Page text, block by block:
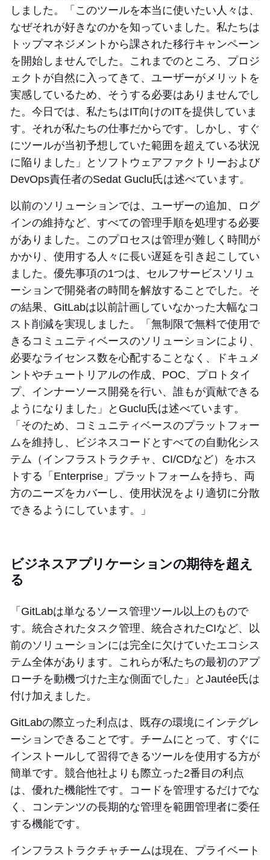
しました。「このツールを本当に使いたい人々は、
なぜそれが好きなのかを知っていました。私たちは
トップマネジメントから課された移行キャンペーン
を開始しませんでした。これまでのところ、プロジ
ェクトが自然に入ってきて、ユーザーがメリットを
実感しているため、そうする必要はありませんでし
た。今日では、私たちはIT向けのITを提供していま
す。それが私たちの仕事だからです。しかし、すぐ
にツールが当初予想していた範囲を超えている状況
に陥りました」とソフトウェアファクトリーおよび
DevOps責任者のSedat Guclu氏は述べています。
以前のソリューションでは、ユーザーの追加、ログ
インの維持など、すべての管理手順を処理する必要
がありました。このプロセスは管理が難しく時間が
かかり、使用する人々に長い遅延を引き起こしてい
ました。優先事項の1つは、セルフサービスソリュ
ーションで開発者の時間を解放することでした。そ
の結果、GitLabは以前計画していなかった大幅なコ
スト削減を実現しました。「無制限で無料で使用で
きるコミュニティベースのソリューションにより、
必要なライセンス数を心配することなく、ドキュメ
ントやチュートリアルの作成、POC、プロトタイ
プ、インナーソース開発を行い、誰もが貢献できる
ようになりました」とGuclu氏は述べています。
「そのため、コミュニティベースのプラットフォー
ムを維持し、ビジネスコードとすべての自動化シス
テム（インフラストラクチャ、CI/CDなど）をホス
トする「Enterprise」プラットフォームを持ち、両
方のニーズをカバーし、使用状況をより適切に分散
できるようにしています。」
ビジネスアプリケーションの期待を超え
る
「GitLabは単なるソース管理ツール以上のもので
す。統合されたタスク管理、統合されたCIなど、以
前のソリューションには完全に欠けていたエコシス
テム全体があります。これらが私たちの最初のアプ
ローチを動機づけた主な側面でした」とJautée氏は
付け加えました。
GitLabの際立った利点は、既存の環境にインテグレ
ーションできることです。チームにとって、すぐに
インストールして習得できるツールを使用する方が
簡単です。競合他社よりも際立った2番目の利点
は、優れた機能性です。コードを管理するだけでな
く、コンテンツの長期的な管理を範囲管理者に委任
する機能です。
インフラストラクチャチームは現在、プライベート